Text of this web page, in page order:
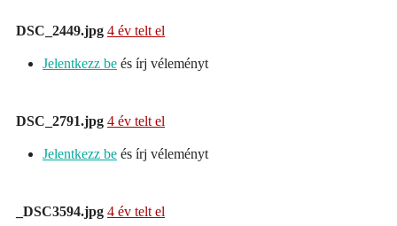
DSC_2449.jpg 4 év telt el
Jelentkezz be és írj véleményt
DSC_2791.jpg 4 év telt el
Jelentkezz be és írj véleményt
_DSC3594.jpg 4 év telt el